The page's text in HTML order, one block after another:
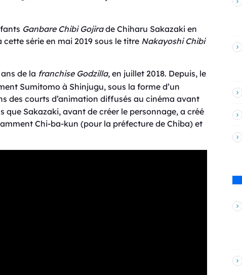
Ganbare Chibi Gojirade Chiharu Sakazaki en
série en mai 2019 sous le titre Nakayoshi Chibi
de la franchise Godzilla, en juillet 2018. Depuis, le
Sumitomo à Shinjugu, sous la forme d’un
des courts d’animation diffusés au cinéma avant
que Sakazaki, avant de créer le personnage, a créé
Chi-ba-kun (pour la préfecture de Chiba) et